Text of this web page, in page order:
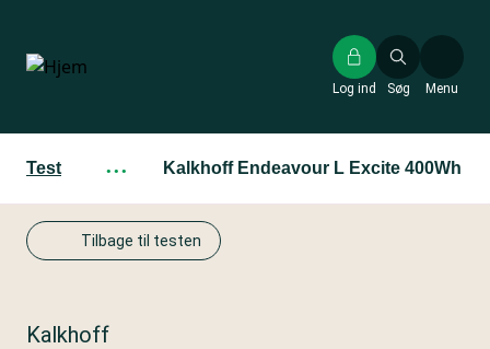
hovedindhold
Søg
Log ind Menu
Test ··· Kalkhoff Endeavour L Excite 400Wh
Tilbage til testen
Kalkhoff